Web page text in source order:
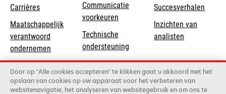
Carrières
Maatschappelijk
verantwoord
ondernemen
in
a
new
Duurzaamheid
Lexmark Partners
Communicatie
voorkeuren
Technische
ondersteuningopens
in
a
new
Product registratie
Vind een dealer
Succesverhalen
Inzichten van
analisten
Door op “Alle cookies accepteren” te klikken gaat u akkoord met het
opslaan van cookies op uw apparaat voor het verbeteren van
websitenavigatie, het analyseren van websitegebruik en om ons te